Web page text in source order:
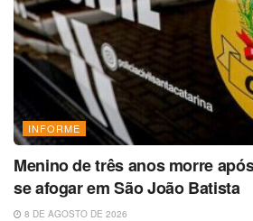
INFORME
Menino de três anos morre
se afogar em São João Batista
8 DE AGOSTO DE 2026